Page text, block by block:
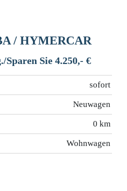
/ HYMERCAR
Sparen Sie 4.250,- €
sofort
Neuwagen
0 km
Wohnwagen